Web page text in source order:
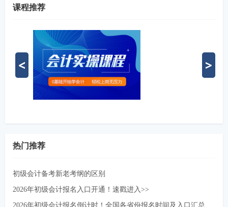
课程推荐
热门推荐
初级会计备考新老考纲的区别
2026年初级会计报名入口开通！速戳进入>>
2026年初级会计报名倒计时！全国各省份报名时间及入口汇总